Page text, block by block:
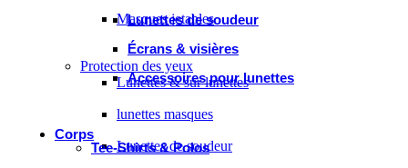
Lunettes de soudeur
Écrans & visières
Accessoires pour lunettes
Corps
Tee-Shirts & Polos
Masques jetables
Protection des yeux
Lunettes & sur lunettes
lunettes masques
Lunettes de soudeur